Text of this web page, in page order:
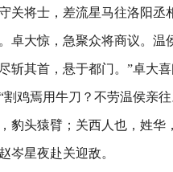
关将士，差流星马往洛阳丞
卓大惊，急聚众将商议。温
斩其首，悬于都门。”卓大
割鸡焉用牛刀？不劳温侯亲
豹头猿臂；关西人也，姓华
岑星夜赴关迎敌。